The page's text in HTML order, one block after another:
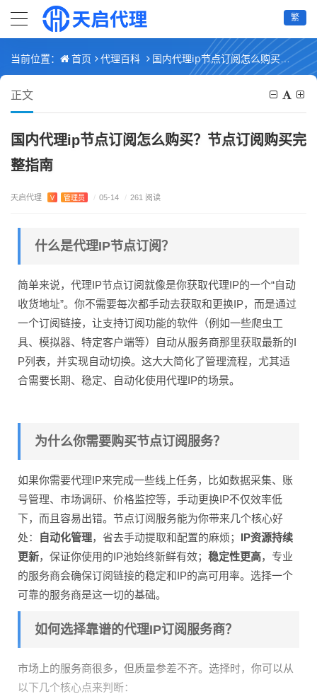
繁
当前位置： 首页 代理百科 国内代理ip节点订阅怎么购买？节点订阅购买完整指南
正文
国内代理ip节点订阅怎么购买？节点订阅购买完
整指南
天启代理 V 管理员 / 05-14 / 261 阅读
什么是代理IP节点订阅？
简单来说，代理IP节点订阅就像是你获取代理IP的一个“自动
收货地址”。你不需要每次都手动去获取和更换IP，而是通过
一个订阅链接，让支持订阅功能的软件（例如一些爬虫工
具、模拟器、特定客户端等）自动从服务商那里获取最新的I
P列表，并实现自动切换。这大大简化了管理流程，尤其适
合需要长期、稳定、自动化使用代理IP的场景。
为什么你需要购买节点订阅服务？
如果你需要代理IP来完成一些线上任务，比如数据采集、账
号管理、市场调研、价格监控等，手动更换IP不仅效率低
下，而且容易出错。节点订阅服务能为你带来几个核心好
处：
自动化管理，省去手动提取和配置的麻烦； IP资源持续
更新，保证你使用的IP池始终新鲜有效； 稳定性更高，专业
的服务商会确保订阅链接的稳定和IP的高可用率。选择一个
可靠的服务商是这一切的基础。
如何选择靠谱的代理IP订阅服务商？
市场上的服务商很多，但质量参差不齐。选择时，你可以从
以下几个核心点来判断：